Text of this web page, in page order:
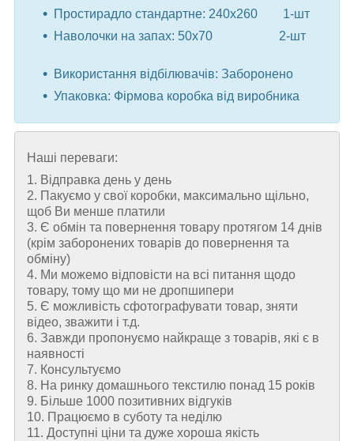
Простирадло стандартне: 240x260 1-шт
Наволочки на запах: 50x70 2-шт
Використання відбілювачів: Заборонено
Упаковка: Фірмова коробка від виробника
Наші переваги:
1. Відправка день у день
2. Пакуємо у свої коробки, максимально щільно,
щоб Ви менше платили
3. Є обмін та повернення товару протягом 14 днів
(крім заборонених товарів до повернення та
обміну)
4. Ми можемо відповісти на всі питання щодо
товару, тому що ми не дропшипери
5. Є можливість сфотографувати товар, зняти
відео, зважити і т.д.
6. Завжди пропонуємо найкраще з товарів, які є в
наявності
7. Консультуємо
8. На ринку домашнього текстилю понад 15 років
9. Більше 1000 позитивних відгуків
10. Працюємо в суботу та неділю
11. Доступні ціни та дуже хороша якість